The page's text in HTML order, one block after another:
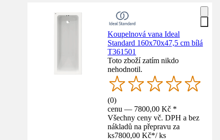
Koupelnová vana Ideal
Standard 160x70x47,5 cm bílá
T361501
Toto zboží zatím nikdo
nehodnotil.
(0)
cenu — 7800,00 Kč *
Všechny ceny vč. DPH a bez
nákladů na přepravu za
ks7800,00 Kč*/ ks